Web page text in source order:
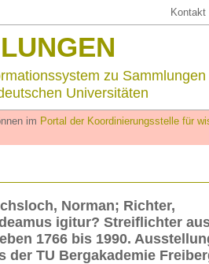
Kontakt
zu
Universitäten
im Portal der Koordinierungsstelle für
Norman; Richter,
igitur? Streiflichter
1766 bis 1990.
der TU Bergakademie